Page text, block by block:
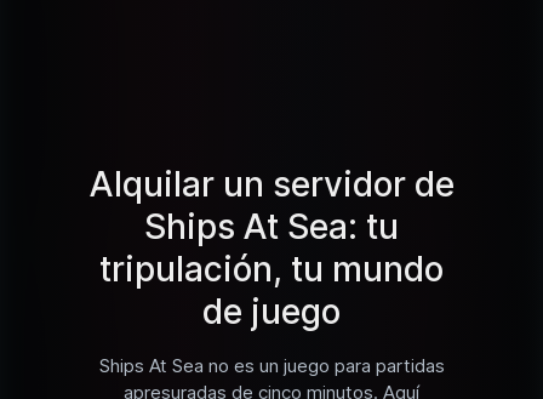
Alquilar un servidor de
Ships At Sea: tu
tripulación, tu mundo
de juego
Ships At Sea no es un juego para partidas
apresuradas de cinco minutos. Aquí